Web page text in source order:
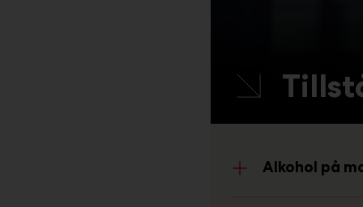
Alkohol på